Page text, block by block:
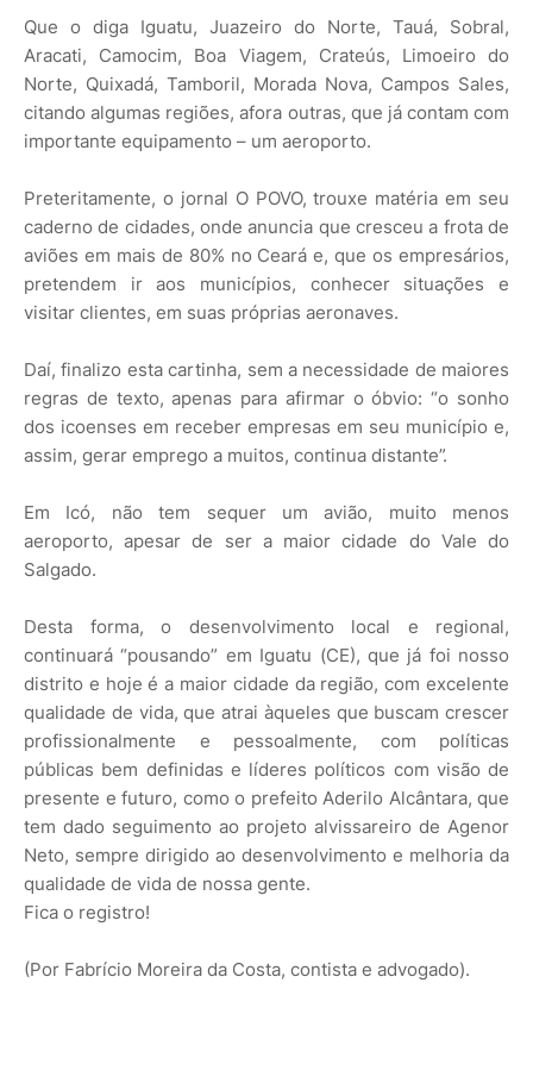
Que o diga Iguatu, Juazeiro do Norte, Tauá, Sobral,
Aracati, Camocim, Boa Viagem, Crateús, Limoeiro do
Norte, Quixadá, Tamboril, Morada Nova, Campos Sales,
citando algumas regiões, afora outras, que já contam com
importante equipamento – um aeroporto.
Preteritamente, o jornal O POVO, trouxe matéria em seu
caderno de cidades, onde anuncia que cresceu a frota de
aviões em mais de 80% no Ceará e, que os empresários,
pretendem ir aos municípios, conhecer situações e
visitar clientes, em suas próprias aeronaves.
Daí, finalizo esta cartinha, sem a necessidade de maiores
regras de texto, apenas para afirmar o óbvio: “o sonho
dos icoenses em receber empresas em seu município e,
assim, gerar emprego a muitos, continua distante”.
Em Icó, não tem sequer um avião, muito menos
aeroporto, apesar de ser a maior cidade do Vale do
Salgado.
Desta forma, o desenvolvimento local e regional,
continuará “pousando” em Iguatu (CE), que já foi nosso
distrito e hoje é a maior cidade da região, com excelente
qualidade de vida, que atrai àqueles que buscam crescer
profissionalmente e pessoalmente, com políticas
públicas bem definidas e líderes políticos com visão de
presente e futuro, como o prefeito Aderilo Alcântara, que
tem dado seguimento ao projeto alvissareiro de Agenor
Neto, sempre dirigido ao desenvolvimento e melhoria da
qualidade de vida de nossa gente.
Fica o registro!
(Por Fabrício Moreira da Costa, contista e advogado).